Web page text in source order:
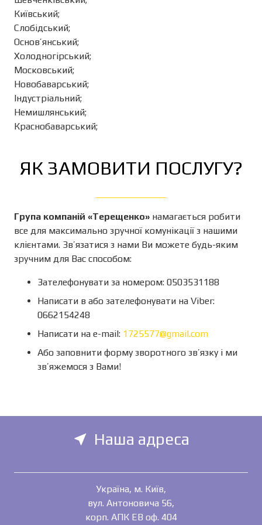
Київський;
Слобідський;
Основ’янський;
Холодногірський;
Московський;
Новобаварський;
Індустріальний;
Немишлянський;
Краснобаварський;
ЯК ЗАМОВИТИ ПОСЛУГУ?
Група компаній «Терещенко» намагається робити
все для максимально зручної комунікації з нашими
клієнтами. Зв’язатися з нами Ви можете будь-яким
зручним для Вас способом:
Зателефонувати за номером: 0503531188
Написати в або зателефонувати на Viber:
0662154248
Написати на e-mail: 1725577@gmail.com
Або заповнити форму зворотного зв’язку і ми
зв’яжемося з Вами!
near_me Наша адреса
Україна, м. Київ,
вул. Антоновича 56,
корп. АПК ЕВ оф. 404